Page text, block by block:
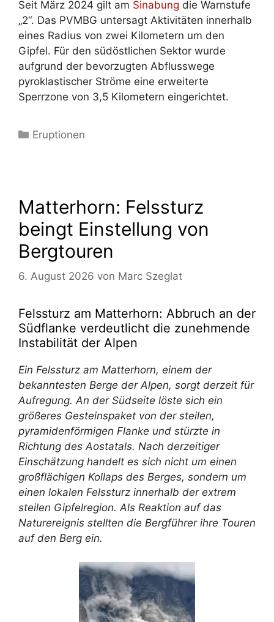
Seit März 2024 gilt am Sinabung die Warnstufe
„2“. Das PVMBG untersagt Aktivitäten innerhalb
eines Radius von zwei Kilometern um den
Gipfel. Für den südöstlichen Sektor wurde
aufgrund der bevorzugten Abflusswege
pyroklastischer Ströme eine erweiterte
Sperrzone von 3,5 Kilometern eingerichtet.
Kategorien
Eruptionen
Matterhorn: Felssturz
beingt Einstellung von
Bergtouren
6. August 2026 von Marc Szeglat
Felssturz am Matterhorn: Abbruch an der
Südflanke verdeutlicht die zunehmende
Instabilität der Alpen
Ein Felssturz am Matterhorn, einem der
bekanntesten Berge der Alpen, sorgt derzeit für
Aufregung. An der Südseite löste sich ein
größeres Gesteinspaket von der steilen,
pyramidenförmigen Flanke und stürzte in
Richtung des Aostatals. Nach derzeitiger
Einschätzung handelt es sich nicht um einen
großflächigen Kollaps des Berges, sondern um
einen lokalen Felssturz innerhalb der extrem
steilen Gipfelregion. Als Reaktion auf das
Naturereignis stellten die Bergführer ihre Touren
auf den Berg ein.